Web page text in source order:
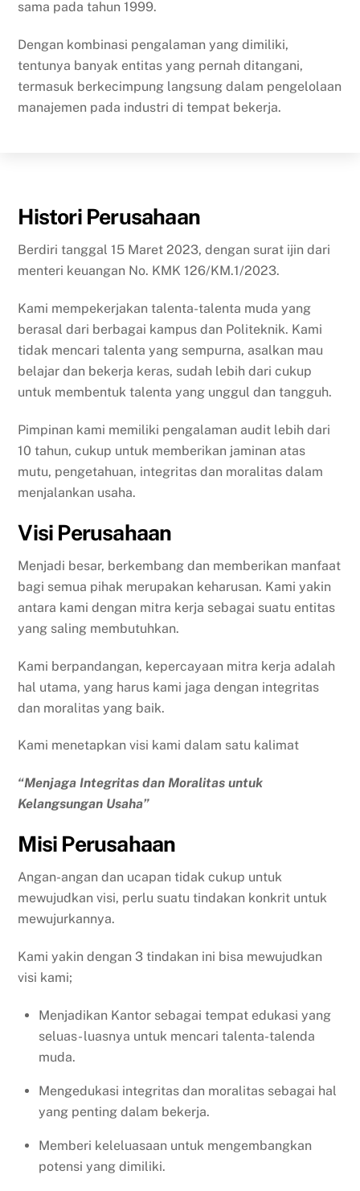
sama pada tahun 1999.
Dengan kombinasi pengalaman yang dimiliki,
tentunya banyak entitas yang pernah ditangani,
termasuk berkecimpung langsung dalam pengelolaan
manajemen pada industri di tempat bekerja.
Histori Perusahaan
Berdiri tanggal 15 Maret 2023, dengan surat ijin dari
menteri keuangan No. KMK 126/KM.1/2023.
Kami mempekerjakan talenta-talenta muda yang
berasal dari berbagai kampus dan Politeknik. Kami
tidak mencari talenta yang sempurna, asalkan mau
belajar dan bekerja keras, sudah lebih dari cukup
untuk membentuk talenta yang unggul dan tangguh.
Pimpinan kami memiliki pengalaman audit lebih dari
10 tahun, cukup untuk memberikan jaminan atas
mutu, pengetahuan, integritas dan moralitas dalam
menjalankan usaha.
Visi Perusahaan
Menjadi besar, berkembang dan memberikan manfaat
bagi semua pihak merupakan keharusan. Kami yakin
antara kami dengan mitra kerja sebagai suatu entitas
yang saling membutuhkan.
Kami berpandangan, kepercayaan mitra kerja adalah
hal utama, yang harus kami jaga dengan integritas
dan moralitas yang baik.
Kami menetapkan visi kami dalam satu kalimat
“Menjaga Integritas dan Moralitas untuk
Kelangsungan Usaha”
Misi Perusahaan
Angan-angan dan ucapan tidak cukup untuk
mewujudkan visi, perlu suatu tindakan konkrit untuk
mewujurkannya.
Kami yakin dengan 3 tindakan ini bisa mewujudkan
visi kami;
Menjadikan Kantor sebagai tempat edukasi yang
seluas- luasnya untuk mencari talenta-talenda
muda.
Mengedukasi integritas dan moralitas sebagai hal
yang penting dalam bekerja.
Memberi keleluasaan untuk mengembangkan
potensi yang dimiliki.